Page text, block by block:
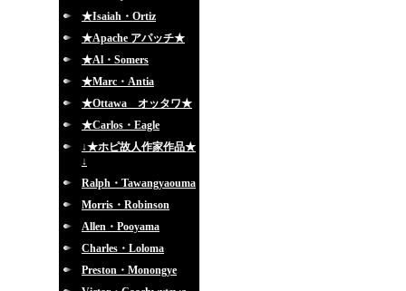
★Isaiah・Ortiz
★Apache アパッチ★
★Al・Somers
★Marc・Antia
★Ottawa オッタワ★
★Carlos・Eagle
↓★ホピ故人作家作品★
↓
Ralph・Tawangyaouma
Morris・Robinson
Allen・Pooyama
Charles・Loloma
Preston・Monongye